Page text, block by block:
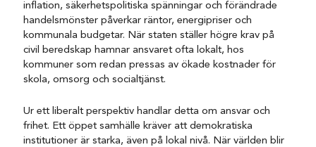
inflation, säkerhetspolitiska spänningar och förändrade
handelsmönster påverkar räntor, energipriser och
kommunala budgetar. När staten ställer högre krav på
civil beredskap hamnar ansvaret ofta lokalt, hos
kommuner som redan pressas av ökade kostnader för
skola, omsorg och socialtjänst.
Ur ett liberalt perspektiv handlar detta om ansvar och
frihet. Ett öppet samhälle kräver att demokratiska
institutioner är starka, även på lokal nivå. När världen blir